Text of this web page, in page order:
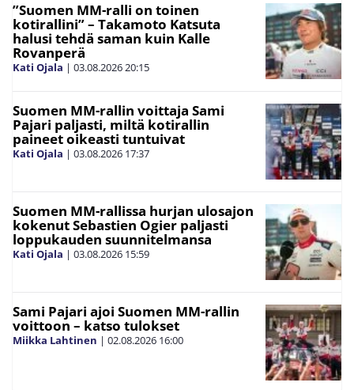
”Suomen MM-ralli on toinen
kotirallini” – Takamoto Katsuta
halusi tehdä saman kuin Kalle
Rovanperä
Kati Ojala | 03.08.202620:15
Suomen MM-rallin voittaja Sami
Pajari paljasti, miltä kotirallin
paineet oikeasti tuntuivat
Kati Ojala | 03.08.2026 17:37
Suomen MM-rallissa hurjan ulosajon
kokenut Sebastien Ogier paljasti
loppukauden suunnitelmansa
Kati Ojala | 03.08.2026 15:59
Sami Pajari ajoi Suomen MM-rallin
voittoon – katso tulokset
Miikka Lahtinen | 02.08.2026 16:00